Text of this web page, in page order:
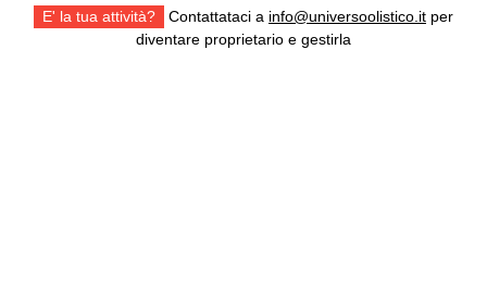
E' la tua attività? Contattataci a info@universoolistico.it per
diventare proprietario e gestirla